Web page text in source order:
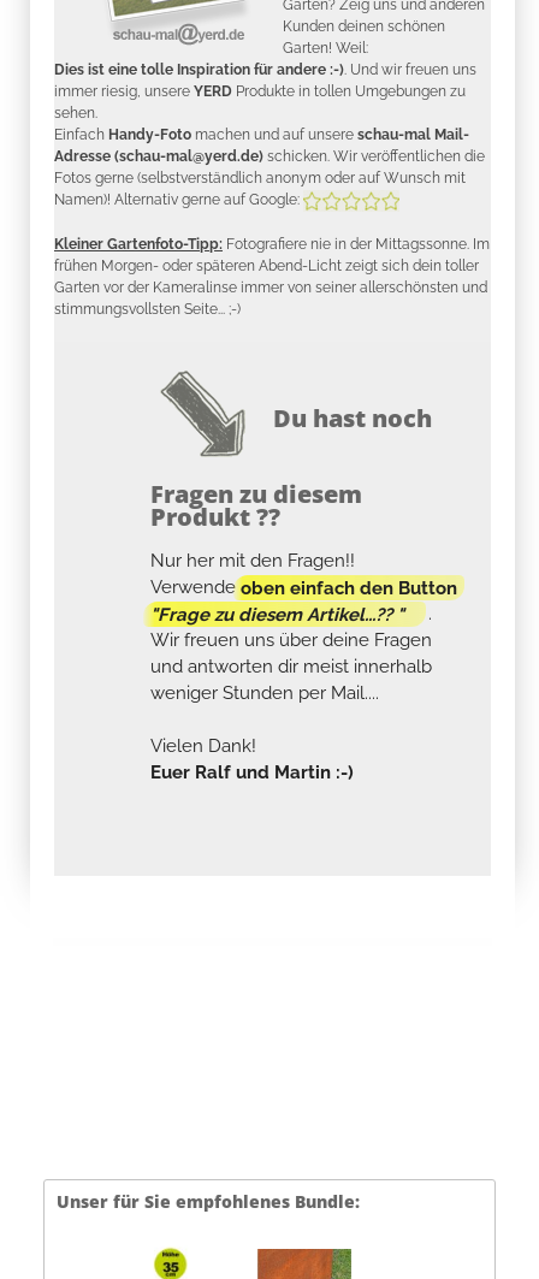
Garten? Zeig uns und anderen
Kunden deinen schönen
Garten! Weil:
Dies ist eine tolle Inspiration für andere :-). Und wir freuen uns
immer riesig, unsere YERD Produkte in tollen Umgebungen zu
sehen.
Einfach Handy-Foto machen und auf unsere schau-mal Mail-
Adresse (schau-mal@yerd.de) schicken. Wir veröffentlichen die
Fotos gerne (selbstverständlich anonym oder auf Wunsch mit
Namen)! Alternativ gerne auf Google:
Kleiner Gartenfoto-Tipp: Fotografiere nie in der Mittagssonne. Im
frühen Morgen- oder späteren Abend-Licht zeigt sich dein toller
Garten vor der Kameralinse immer von seiner allerschönsten und
stimmungsvollsten Seite... ;-)
Du hast noch
Fragen zu diesem
Produkt ??
Nur her mit den Fragen!!
Verwendeoben einfach den Button
"Frage zu diesem Artikel...?? "
.
Wir freuen uns über deine Fragen
und antworten dir meist innerhalb
weniger Stunden per Mail....
Vielen Dank!
Euer Ralf und Martin :-)
Unser für Sie empfohlenes Bundle: